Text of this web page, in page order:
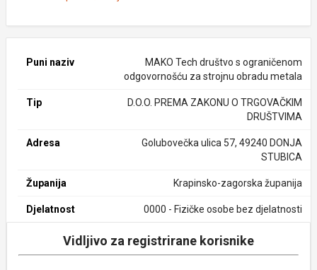
Puni naziv
MAKO Tech društvo s ograničenom
odgovornošću za strojnu obradu metala
Tip
D.O.O. PREMA ZAKONU O TRGOVAČKIM
DRUŠTVIMA
Adresa
Golubovečka ulica 57, 49240 DONJA
STUBICA
Županija Krapinsko-zagorska županija
Djelatnost 0000 - Fizičke osobe bez djelatnosti
Vidljivo za registrirane korisnike